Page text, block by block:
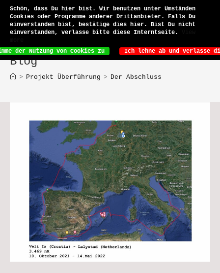
Inhalt
springen
Menü
Blog
> Projekt Überführung > Der Abschluss
Schön, dass Du hier bist. Wir benutzen unter Umständen
Cookies oder Programme anderer Drittanbieter. Falls Du
einverstanden bist, bestätige dies hier. Bist Du nicht
einverstanden, verlasse bitte diese Interntseite.
der Nutzung von Cookies zu
Ich lehne ab und verlasse